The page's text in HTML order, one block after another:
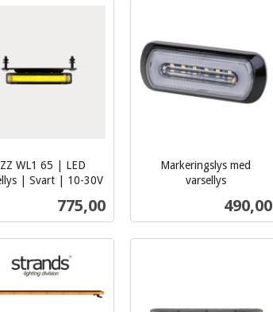
WL1 65 | LED
| Svart | 10-30V
Pris
775,00
Kjøp
Markeringslys med
varsellys
Pris
490,00